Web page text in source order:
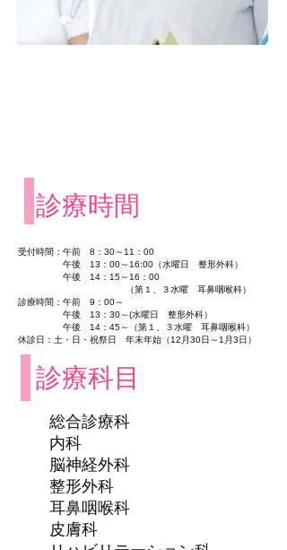
診療時間
受付時間：午前 8：30～11：00
午後 13：00～16:00（水曜日 整形外科）
午後 14：15～16：00
（第１、３水曜 耳鼻咽喉科）
診療時間：午前 9：00～
午後 13：30～(水曜日 整形外科）
午後 14：45～（第１、３水曜 耳鼻咽喉科）
休診日：土・日・祝祭日 年末年始（12月30日～1月3日）
診療科目
​総合診療科
内科
​脳神経外科
整形外科
耳鼻咽喉科
皮膚科